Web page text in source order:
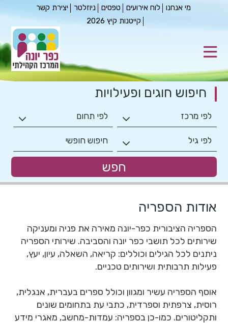
מי אנחנו לוח אירועים טפסים ניוזלטר
יצירת קשר
קייטנות קיץ 2026
חיפוש חוגים ופעילויות
אודות הספריה
הספריה הציבורית כפר-יונה מאירה את פניה ומעניקה
שירותים לכל תושבי כפר יונה והסביבה. שירותי הספריה
ניתנים לכל הגילים וכוללים: קריאה, השאלה, עיון, יעץ,
פעילות תרבותית ושירותים טכניים.
אוסף הספריה עשיר ומגוון וכולל ספרים בעברית, אנגלית,
רוסית, צרפתית וספרדית, כתבי עת בתחומים שונים
ותקליטורים. כמו-כן בספריה: עמדות-מחשב, מאגרי מידע